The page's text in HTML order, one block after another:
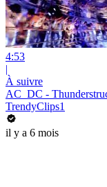
4:53
|
À suivre
AC_DC -
TrendyClips1
il y a 6 mois